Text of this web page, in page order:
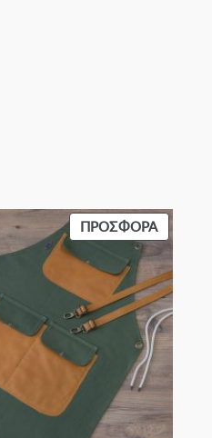
ΠΡΟΣΦΟΡΆΠΡΟΪΌΝ
ΣΕ